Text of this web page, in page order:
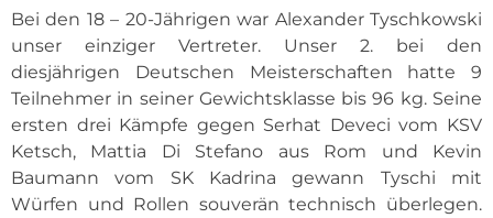
Bei den 18 – 20-Jährigen war Alexander Tyschkowski
unser einziger Vertreter. Unser 2. bei den
diesjährigen Deutschen Meisterschaften hatte 9
Teilnehmer in seiner Gewichtsklasse bis 96 kg. Seine
ersten drei Kämpfe gegen Serhat Deveci vom KSV
Ketsch, Mattia Di Stefano aus Rom und Kevin
Baumann vom SK Kadrina gewann Tyschi mit
Würfen und Rollen souverän technisch überlegen.